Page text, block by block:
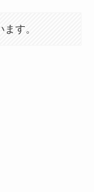
す。